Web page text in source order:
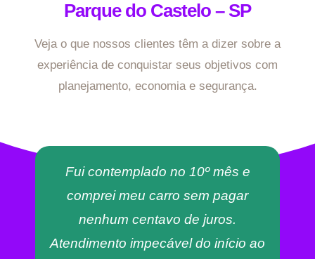
Parque do Castelo – SP
Veja o que nossos clientes têm a dizer sobre a
experiência de conquistar seus objetivos com
planejamento, economia e segurança.
Fui contemplado no 10º mês e
comprei meu carro sem pagar
nenhum centavo de juros.
Atendimento impecável do início ao